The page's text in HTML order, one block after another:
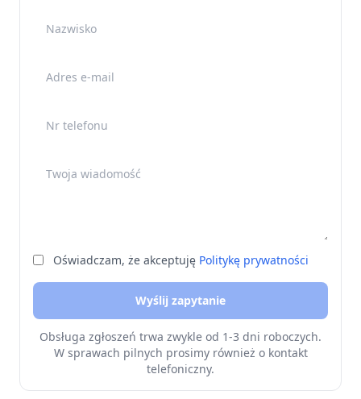
Nazwisko
Adres e-mail
Nr telefonu
Twoja wiadomość
Oświadczam, że akceptuję Politykę prywatności
Wyślij zapytanie
Obsługa zgłoszeń trwa zwykle od 1-3 dni roboczych.
W sprawach pilnych prosimy również o kontakt
telefoniczny.